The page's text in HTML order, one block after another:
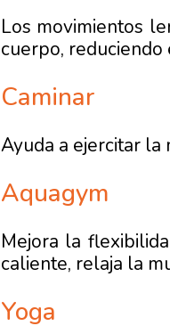
Los movimientos
cuerpo, reduciendo
Caminar
Ayuda a ejercitar
Aquagym
Mejora la
caliente, relaja la
Yoga